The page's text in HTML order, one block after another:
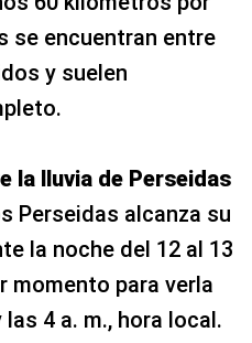
se encuentran entre
y suelen
la lluvia de Perseidas
Perseidas alcanza su
la noche del 12 al 13
momento para verla
4 a. m., hora local.